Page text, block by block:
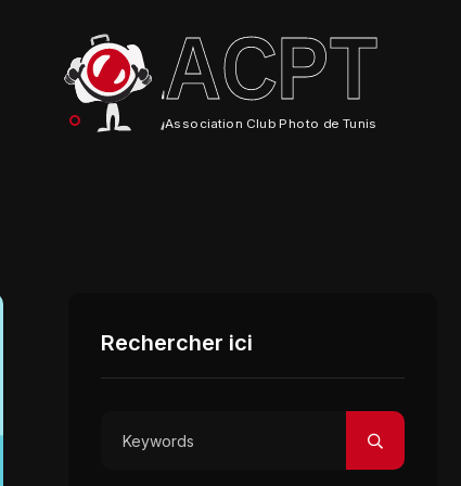
ACPT
Association Club Photo de Tunis
Rechercher ici